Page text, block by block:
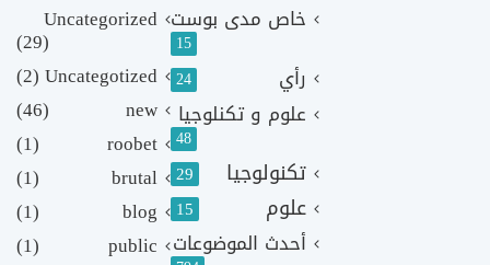
خاص مدى بوست
15
رأي 24
علوم و تكنلوجيا
48
تكنولوجيا 29
علوم 15
أحدث الموضوعات
Uncategorized
(29)
Uncategotized
(2)
new
(46)
roobet
(1)
brutal
(1)
blog
(1)
public
(1)